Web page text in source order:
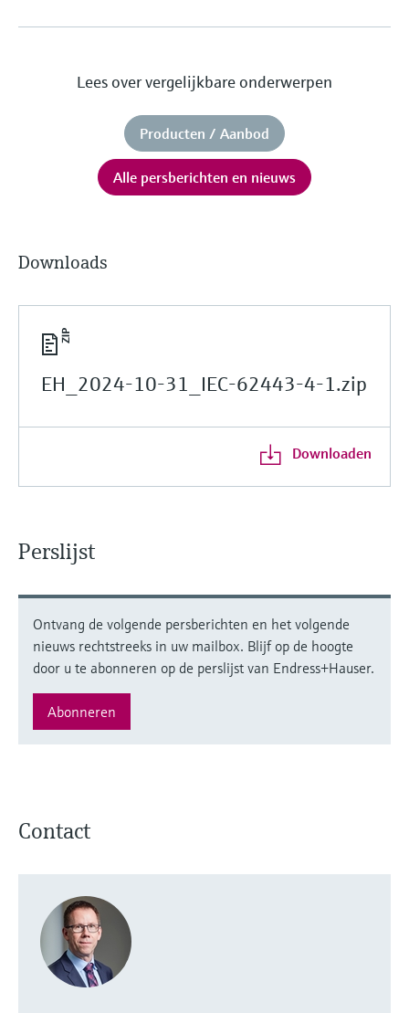
Lees over vergelijkbare onderwerpen
Producten / Aanbod
Alle persberichten en nieuws
Downloads
EH_2024-10-31_IEC-62443-4-1.zip
Downloaden
Perslijst
Ontvang de volgende persberichten en het volgende
nieuws rechtstreeks in uw mailbox. Blijf op de hoogte
door u te abonneren op de perslijst van Endress+Hauser.
Abonneren
Contact